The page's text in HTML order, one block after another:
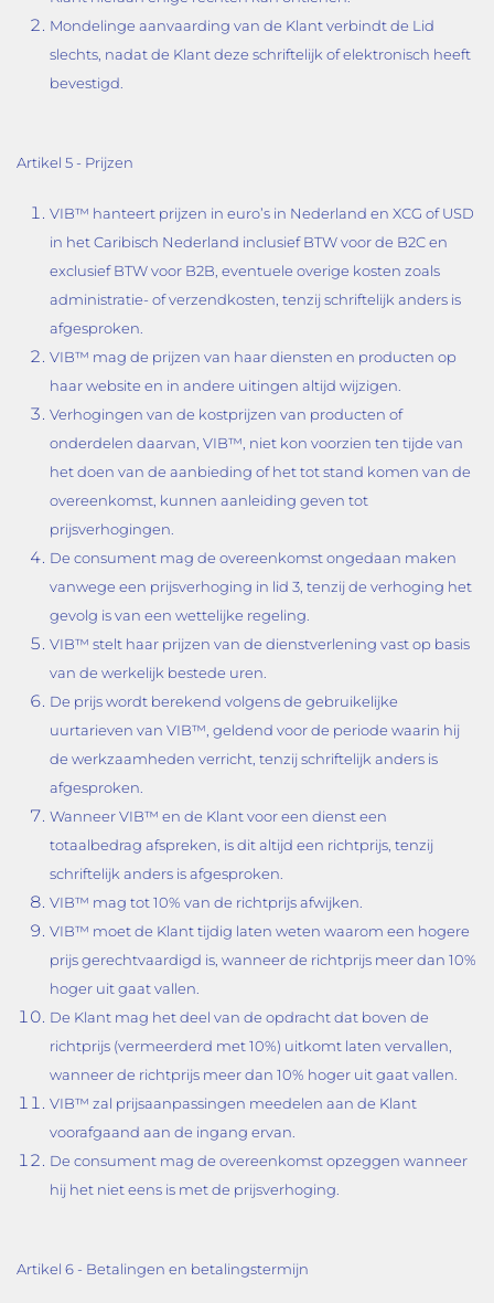
Mondelinge aanvaarding van de Klant verbindt de Lid
slechts, nadat de Klant deze schriftelijk of elektronisch heeft
bevestigd.
Artikel 5 - Prijzen
VIB™ hanteert prijzen in euro’s in Nederland en XCG of USD
in het Caribisch Nederland inclusief BTW voor de B2C en
exclusief BTW voor B2B, eventuele overige kosten zoals
administratie- of verzendkosten, tenzij schriftelijk anders is
afgesproken.
VIB™ mag de prijzen van haar diensten en producten op
haar website en in andere uitingen altijd wijzigen.
Verhogingen van de kostprijzen van producten of
onderdelen daarvan, VIB™, niet kon voorzien ten tijde van
het doen van de aanbieding of het tot stand komen van de
overeenkomst, kunnen aanleiding geven tot
prijsverhogingen.
De consument mag de overeenkomst ongedaan maken
vanwege een prijsverhoging in lid 3, tenzij de verhoging het
gevolg is van een wettelijke regeling.
VIB™ stelt haar prijzen van de dienstverlening vast op basis
van de werkelijk bestede uren.
De prijs wordt berekend volgens de gebruikelijke
uurtarieven van VIB™, geldend voor de periode waarin hij
de werkzaamheden verricht, tenzij schriftelijk anders is
afgesproken.
Wanneer VIB™ en de Klant voor een dienst een
totaalbedrag afspreken, is dit altijd een richtprijs, tenzij
schriftelijk anders is afgesproken.
VIB™ mag tot 10% van de richtprijs afwijken.
VIB™ moet de Klant tijdig laten weten waarom een hogere
prijs gerechtvaardigd is, wanneer de richtprijs meer dan 10%
hoger uit gaat vallen.
De Klant mag het deel van de opdracht dat boven de
richtprijs (vermeerderd met 10%) uitkomt laten vervallen,
wanneer de richtprijs meer dan 10% hoger uit gaat vallen.
VIB™ zal prijsaanpassingen meedelen aan de Klant
voorafgaand aan de ingang ervan.
De consument mag de overeenkomst opzeggen wanneer
hij het niet eens is met de prijsverhoging.
Artikel 6 - Betalingen en betalingstermijn